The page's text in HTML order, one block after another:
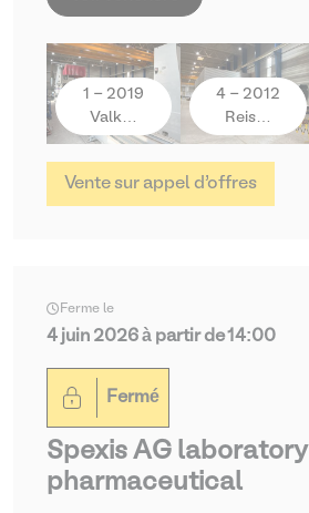
1 - 2019
Valk…
4 - 2012
Reis…
Vente sur appel d’offres
Ferme le
4 juin 2026 à partir de 14:00
Fermé
Spexis AG laboratory
pharmaceutical